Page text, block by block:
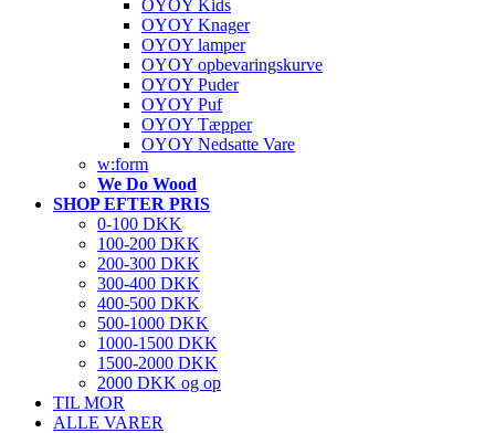
OYOY Kids
OYOY Knager
OYOY lamper
OYOY opbevaringskurve
OYOY Puder
OYOY Puf
OYOY Tæpper
OYOY Nedsatte Vare
w:form
We Do Wood
SHOP EFTER PRIS
0-100 DKK
100-200 DKK
200-300 DKK
300-400 DKK
400-500 DKK
500-1000 DKK
1000-1500 DKK
1500-2000 DKK
2000 DKK og op
TIL MOR
ALLE VARER